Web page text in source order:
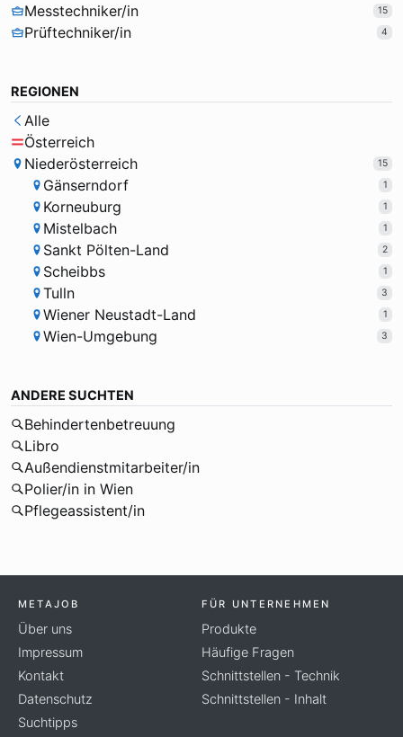
Messtechniker/in 15
Prüftechniker/in 4
REGIONEN
Alle
Österreich
Niederösterreich
15
Gänserndorf 1
Korneuburg 1
Mistelbach 1
Sankt Pölten-Land 2
Scheibbs 1
Tulln 3
Wiener Neustadt-Land 1
Wien-Umgebung 3
ANDERE SUCHTEN
Behindertenbetreuung
Libro
Außendienstmitarbeiter/in
Polier/in in Wien
Pflegeassistent/in
METAJOB
Über uns
Impressum
Kontakt
Datenschutz
Suchtipps
FÜR UNTERNEHMEN
Produkte
Häufige Fragen
Schnittstellen - Technik
Schnittstellen - Inhalt